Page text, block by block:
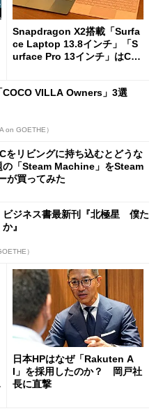
Snapdragon X2搭載「Surfa
ce Laptop 13.8インチ」「S
urface Pro 13インチ」はCop
た
COCO VILLA Owners」3選
on GOETHE）
をリビングに持ち込むとどうな
「Steam Machine」をSteam
が買ってみた
ビジネス書最新刊『北極星 僕た
』
）
日本HPはなぜ「Rakuten A
I」を採用したのか？ 岡戸社
長に直撃